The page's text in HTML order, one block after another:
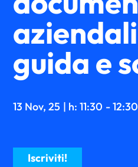
guida e
13 Nov, 25 | h: 11:30 - 12:30
Iscriviti!